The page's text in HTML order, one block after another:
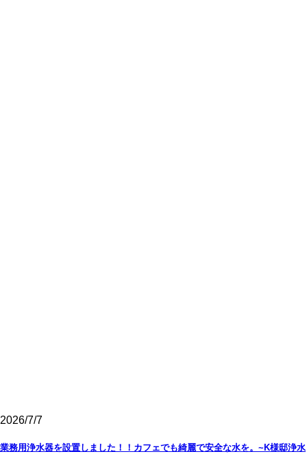
2026/7/7
業務用浄水器を設置しました！！カフェでも綺麗で安全な水を。~K様邸浄水